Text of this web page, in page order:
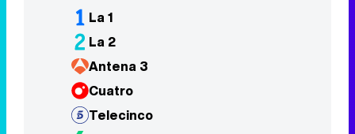
La 1
La 2
Antena 3
Cuatro
Telecinco